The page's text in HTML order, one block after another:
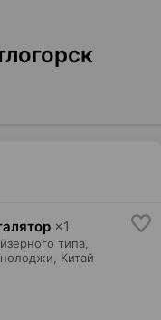
×1
типа,
, Китай